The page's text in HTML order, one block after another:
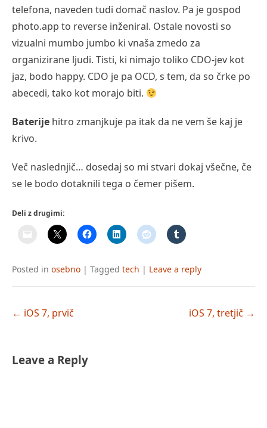
telefona, naveden tudi domač naslov. Pa je gospod
photo.app to reverse inženiral. Ostale novosti so
vizualni mumbo jumbo ki vnaša zmedo za
organizirane ljudi. Tisti, ki nimajo toliko CDO-jev kot
jaz, bodo happy. CDO je pa OCD, s tem, da so črke po
abecedi, tako kot morajo biti.
Baterije hitro zmanjkuje pa itak da ne vem še kaj je
krivo.
Več naslednjič… dosedaj so mi stvari dokaj všečne, če
se le bodo dotaknili tega o čemer pišem.
Deli z drugimi:
Posted in osebno | Tagged tech | Leave a reply
Post
← iOS 7, prvič iOS 7, tretjič →
Leave a Reply